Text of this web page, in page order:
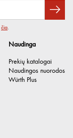
Naudinga
Prekių katalogai
Naudingos nuorodos
Würth Plus
čia.